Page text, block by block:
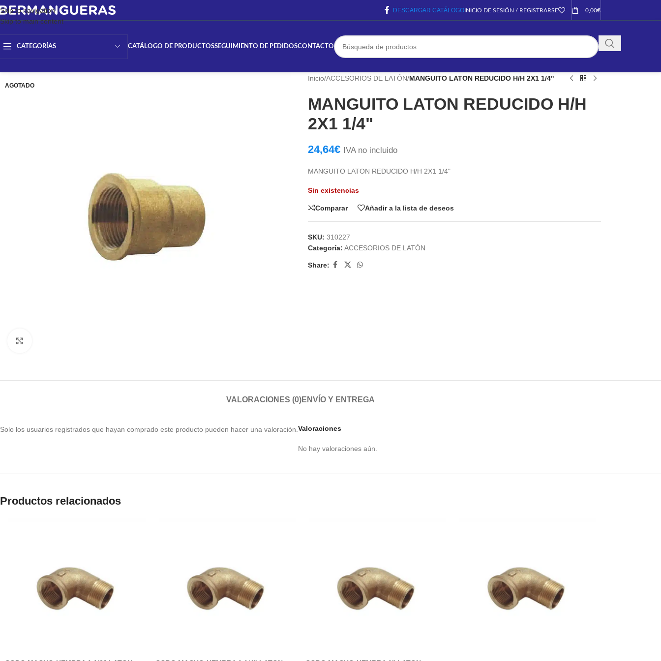
Skip to navigation
Skip to main content
DESCARGAR CATÁLOGOINICIO DE SESIÓN / REGISTRARSE 0,00€
CATEGORÍAS CATÁLOGO DE PRODUCTOSSEGUIMIENTO DE PEDIDOSCONTACTO
AGOTADO
Inicio/ACCESORIOS DE LATÓN/MANGUITO LATON REDUCIDO H/H 2X1 1/4"
MANGUITO LATON REDUCIDO H/H
2X1 1/4"
24,64€ IVA no incluido
MANGUITO LATON REDUCIDO H/H 2X1 1/4"
Sin existencias
Comparar Añadir a la lista de deseos
SKU: 310227
Categoría: ACCESORIOS DE LATÓN
Share:
VALORACIONES (0)ENVÍO Y ENTREGA
Valoraciones
No hay valoraciones aún.
Solo los usuarios registrados que hayan comprado este producto pueden hacer una valoración.
Productos relacionados